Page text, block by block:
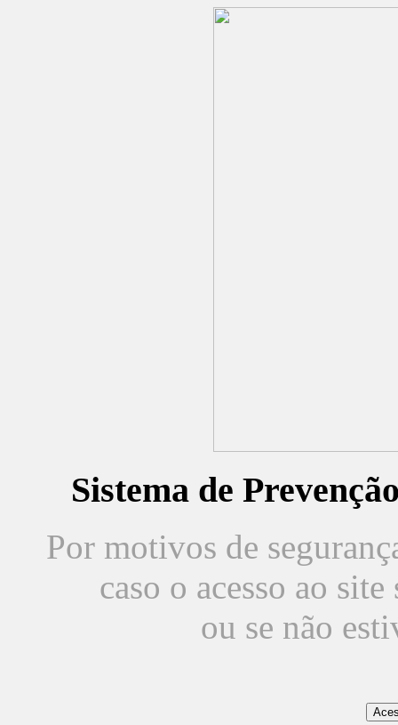
Sistema de
Por motivos de
caso o acesso ao
ou se não